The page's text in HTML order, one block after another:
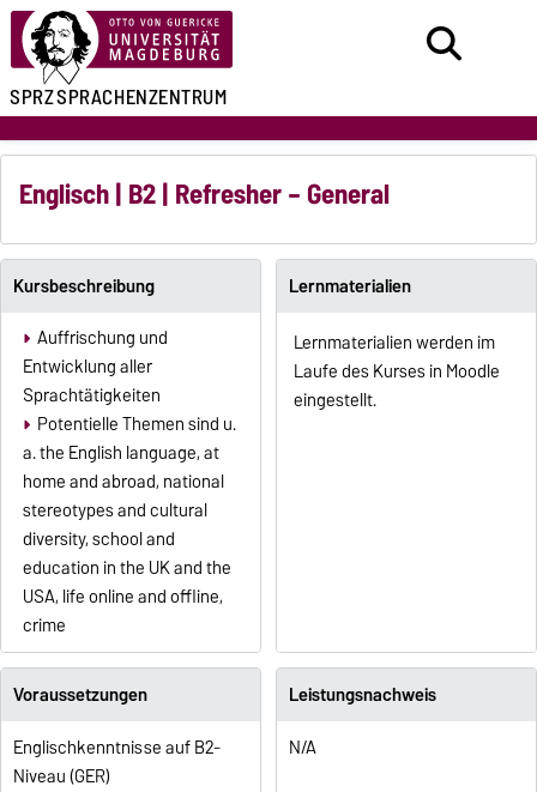
SPRZSPRACHENZENTRUM
Englisch | B2 | Refresher – General
Kursbeschreibung
Auffrischung und
Entwicklung aller
Sprachtätigkeiten
Potentielle Themen sind u.
a. the English language, at
home and abroad, national
stereotypes and cultural
diversity, school and
education in the UK and the
USA, life online and offline,
crime
Lernmaterialien
Lernmaterialien werden im
Laufe des Kurses in Moodle
eingestellt.
Voraussetzungen
Englischkenntnisse auf B2-
Niveau (GER)
Leistungsnachweis
N/A